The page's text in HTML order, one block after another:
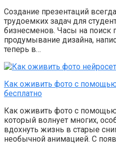
Создание презентаций
трудоемких задач для
бизнесменов. Часы на поиск
продумывание дизайна,
теперь в…
Как оживить фото с
бесплатно
Как оживить фото с
который волнует многих,
вдохнуть жизнь в старые
необычной анимацией. С